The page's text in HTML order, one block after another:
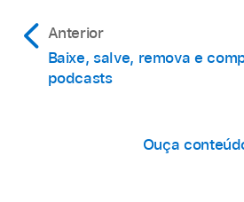
Anterior
Baixe, salve, remova e
podcasts
Ouça